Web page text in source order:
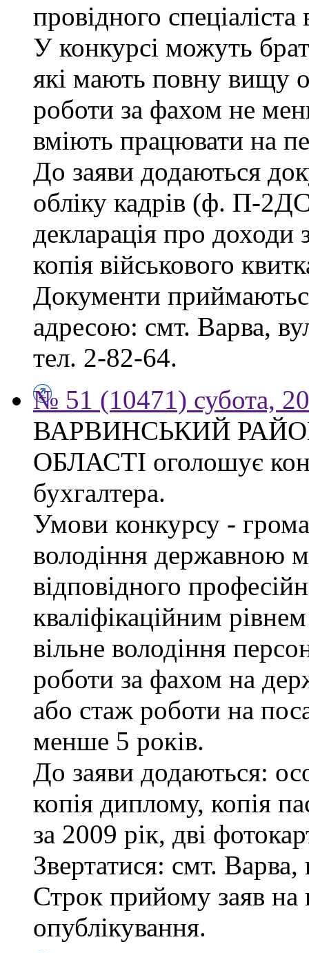
провідного
У конкурсі можуть
які мають повну вищу
роботи за фахом не
вміють працювати на
До заяви додаються
обліку кадрів (ф. П-
декларація про доходи
копія військового
Документи
адресою: смт. Варва,
тел. 2-82-64.
№ 51 (10471) субота,
ВАРВИНСЬКИЙ
ОБЛАСТІ оголошує
бухгалтера.
Умови конкурсу -
володіння державною
відповідного
кваліфікаційним
вільне володіння
роботи за фахом на
або стаж роботи на
менше 5 років.
До заяви додаються:
копія диплому, копія
за 2009 рік, дві
Звертатися: смт.
Строк прийому заяв на
опублікування.